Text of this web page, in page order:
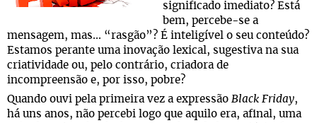
significado imediato? Está
bem, percebe-se a
mensagem, mas... “rasgão”? É inteligível o seu conteúdo?
Estamos perante uma inovação lexical, sugestiva na sua
criatividade ou, pelo contrário, criadora de
incompreensão e, por isso, pobre?
Quando ouvi pela primeira vez a expressão Black Friday,
há uns anos, não percebi logo que aquilo era, afinal, uma